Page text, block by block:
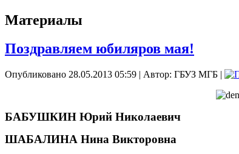
Материалы
Поздравляем юбиляров мая!
Опубликовано 28.05.2013 05:59 | Автор: ГБУЗ МГБ |
БАБУШКИН Юрий Николаевич
ШАБАЛИНА Нина Викторовна